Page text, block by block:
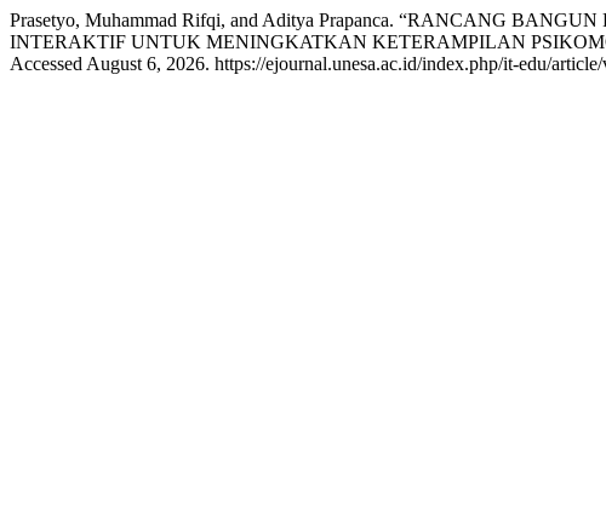
Prasetyo, Muhammad Rifqi, and Aditya Prapanca. “RANCANG
INTERAKTIF UNTUK MENINGKATKAN KETERAMPILAN
Accessed August 6, 2026. https://ejournal.unesa.ac.id/index.php/it-edu/